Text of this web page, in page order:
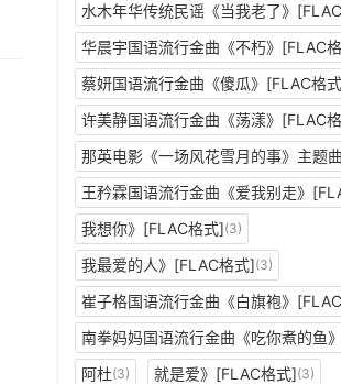
水木年华传统民谣《当我老了》
华晨宇国语流行金曲《不朽》[FLAC
蔡妍国语流行金曲《傻瓜》[FLAC格
许美静国语流行金曲《荡漾》[FLAC
那英电影《一场风花雪月的事》主题
王矜霖国语流行金曲《爱我别走》
我想你》[FLAC格式](3)
我最爱的人》[FLAC格式](3)
崔子格国语流行金曲《白旗袍》
南拳妈妈国语流行金曲《吃你煮的鱼
阿杜(3) 就是爱》[FLAC格式](3)